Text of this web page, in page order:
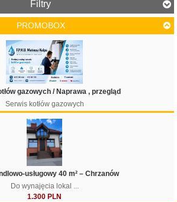
Filtry
Filtruj
PROMOBOX
gazowych / Naprawa , przegląd
Serwis kotłów gazowych
usługowy 40 m² – Chrzanów
Do wynajęcia lokal ...
1.300 PLN